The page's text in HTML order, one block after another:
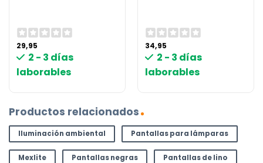
29,95
2 - 3 días
laborables
34,95
2 - 3 días
laborables
Productos relacionados
Iluminación ambiental Pantallas para lámparas
Mexlite Pantallas negras Pantallas de lino